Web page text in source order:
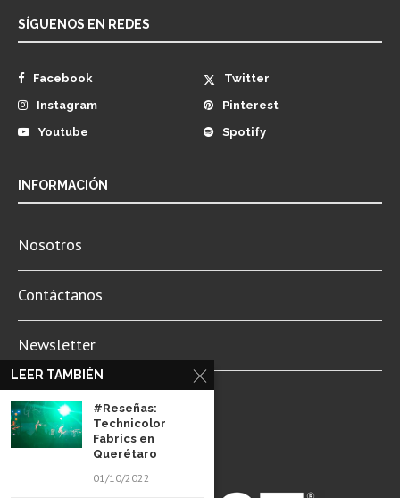
SÍGUENOS EN REDES
Facebook
Twitter
Instagram
Pinterest
Youtube
Spotify
INFORMACIÓN
Nosotros
Contáctanos
Newsletter
Aviso de Privacidad
LEER TAMBIÉN
#Reseñas:
Technicolor
Fabrics en
Querétaro
01/10/2022